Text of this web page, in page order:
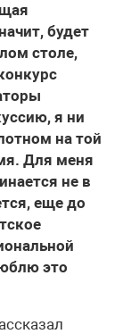
будет
столе,
я ни
на той
Для меня
не в
еще до
это